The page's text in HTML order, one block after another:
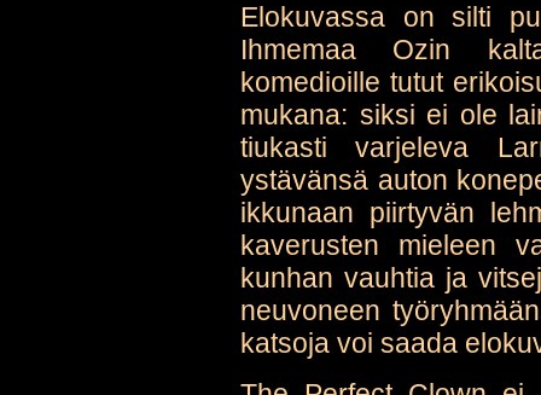
Elokuvassa on silti
Ihmemaa Ozin
komedioille tutut
mukana: siksi ei ole
tiukasti varjeleva
ystävänsä auton
ikkunaan piirtyvän
kaverusten mieleen
kunhan vauhtia ja
neuvoneen
katsoja voi saada